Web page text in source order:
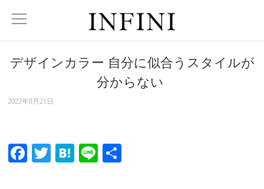
デザインカラー️ ︎自分に似合うスタイルが
分からない ︎
2022年8月21日
Facebook
TwitterHatena
Line